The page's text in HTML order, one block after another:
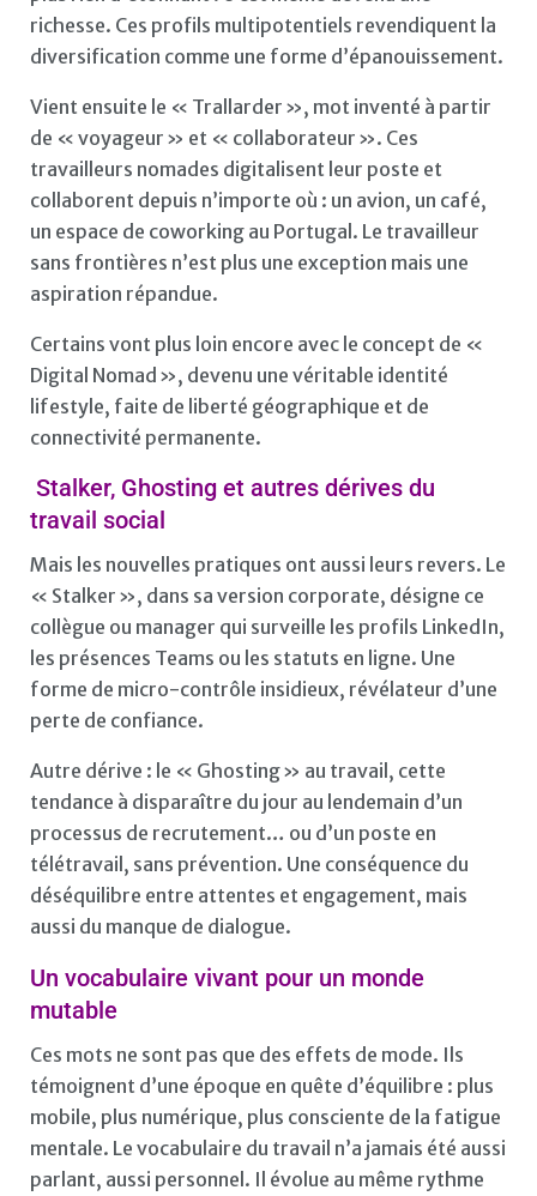
richesse. Ces profils multipotentiels revendiquent la
diversification comme une forme d’épanouissement.
Vient ensuite le « Trallarder », mot inventé à partir
de « voyageur » et « collaborateur ». Ces
travailleurs nomades digitalisent leur poste et
collaborent depuis n’importe où : un avion, un café,
un espace de coworking au Portugal. Le travailleur
sans frontières n’est plus une exception mais une
aspiration répandue.
Certains vont plus loin encore avec le concept de «
Digital Nomad », devenu une véritable identité
lifestyle, faite de liberté géographique et de
connectivité permanente.
Stalker, Ghosting et autres dérives du
travail social
Mais les nouvelles pratiques ont aussi leurs revers. Le
« Stalker », dans sa version corporate, désigne ce
collègue ou manager qui surveille les profils LinkedIn,
les présences Teams ou les statuts en ligne. Une
forme de micro-contrôle insidieux, révélateur d’une
perte de confiance.
Autre dérive : le « Ghosting » au travail, cette
tendance à disparaître du jour au lendemain d’un
processus de recrutement… ou d’un poste en
télétravail, sans prévention. Une conséquence du
déséquilibre entre attentes et engagement, mais
aussi du manque de dialogue.
Un vocabulaire vivant pour un monde
mutable
Ces mots ne sont pas que des effets de mode. Ils
témoignent d’une époque en quête d’équilibre : plus
mobile, plus numérique, plus consciente de la fatigue
mentale. Le vocabulaire du travail n’a jamais été aussi
parlant, aussi personnel. Il évolue au même rythme